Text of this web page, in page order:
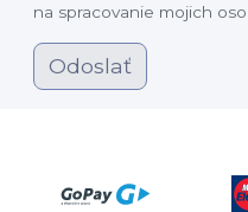
na spracovanie mojich
Odoslať